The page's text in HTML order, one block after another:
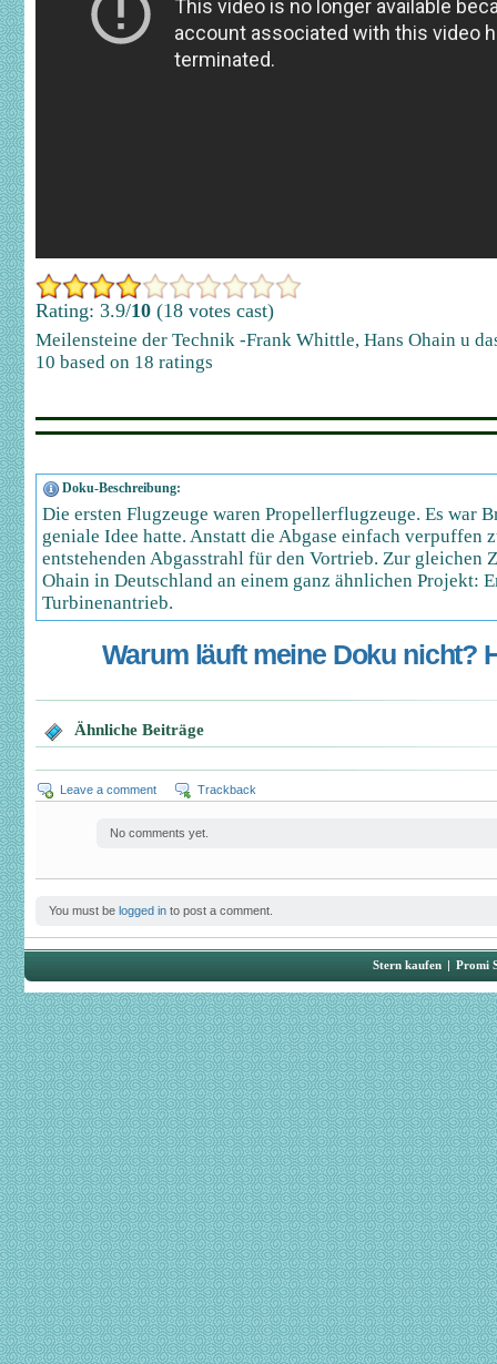
Rating: 3.9/10 (18 votes cast)
Meilensteine der Technik -Frank Whittle, Hans Ohain u
10 based on 18 ratings
Doku-Beschreibung:
Die ersten Flugzeuge waren Propellerflugzeuge. Es war
geniale Idee hatte. Anstatt die Abgase einfach verpuffen
entstehenden Abgasstrahl für den Vortrieb. Zur gleichen
Ohain in Deutschland an einem ganz ähnlichen Projekt:
Turbinenantrieb.
Warum läuft meine Doku nicht?
Ähnliche Beiträge
Leave a comment Trackback
No comments yet.
You must be logged in to post a comment.
Stern kaufen | Promi